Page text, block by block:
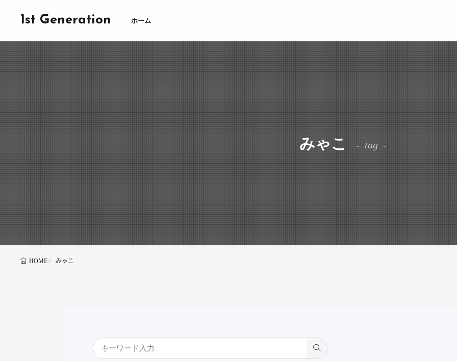
1st Generation ホーム
みゃこ tag
HOME みゃこ